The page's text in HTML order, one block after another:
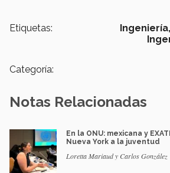
Etiquetas: Ingeniería,
Categoría:
Notas Relacionadas
En la ONU: mexicana y
Nueva York a la juventud
Loretta Mariaud y Carlos González